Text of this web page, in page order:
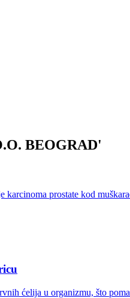
BEOGRAD'
prostate kod
ćelija u organizmu, što